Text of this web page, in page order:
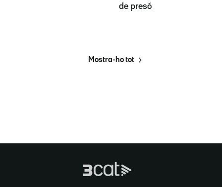
de presó
Mostra-ho tot